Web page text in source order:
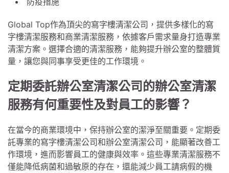
Global Top作為頂尖的寫字樓清潔公司，提供多樣化的寫
字樓清潔服務和商業清潔服務，依據客戶需求量身打造專業
清潔方案。選擇合適的清潔服務，能夠提升辦公室的整體質
量，讓您與同事享受更佳的工作環境。
定期委託辦公室清潔公司的辦公室清潔
服務有何重要性及對員工的影響？
在當今的商業環境中，保持辦公室的潔淨至關重要。定期委
託專業的寫字樓清潔公司和辦公室清潔公司，能顯著改善工
作環境，進而影響員工的健康與效率。這些專業清潔服務不
僅能降低病菌和過敏原的存在，還能減少員工請病假的機